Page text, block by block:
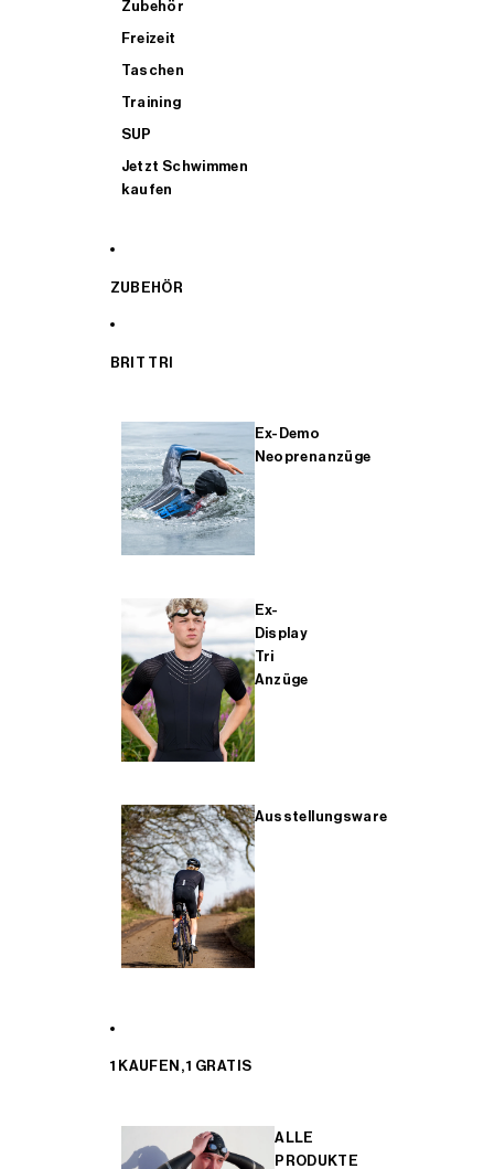
Zubehör
Freizeit
Taschen
Training
SUP
Jetzt Schwimmen
kaufen
ZUBEHÖR
BRIT TRI
Ex-Demo
Neoprenanzüge
Ex-
Display
Tri
Anzüge
Ausstellungsware
1 KAUFEN, 1 GRATIS
ALLE
PRODUKTE